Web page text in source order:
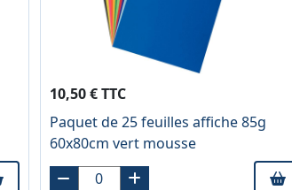
10,50 € TTC
Paquet de 25 feuilles affiche 85g
60x80cm vert mousse